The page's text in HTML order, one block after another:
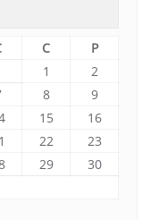
C
P
1
2
8
9
15
16
22
23
29
30